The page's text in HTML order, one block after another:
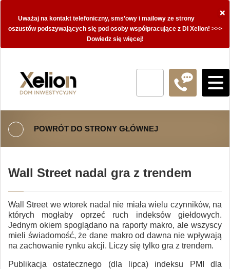
×
Uważaj na kontakt telefoniczny, sms’owy i mailowy ze strony
oszustów podszywających się pod osoby współpracujące z DI Xelion! >>>
Dowiedz się więcej!
POWRÓT DO STRONY GŁÓWNEJ
Wall Street nadal gra z trendem
Wall Street we wtorek nadal nie miała wielu czynników, na
których mogłaby oprzeć ruch indeksów giełdowych.
Jednym okiem spoglądano na raporty makro, ale wszyscy
mieli świadomość, że dane makro od dawna nie wpływają
na zachowanie rynku akcji. Liczy się tylko gra z trendem.
Publikacja ostatecznego (dla lipca) indeksu PMI dla